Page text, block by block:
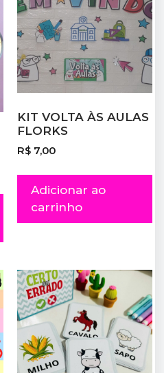
KIT VOLTA ÀS AULAS
FLORKS
R$ 7,00
Adicionar ao
carrinho